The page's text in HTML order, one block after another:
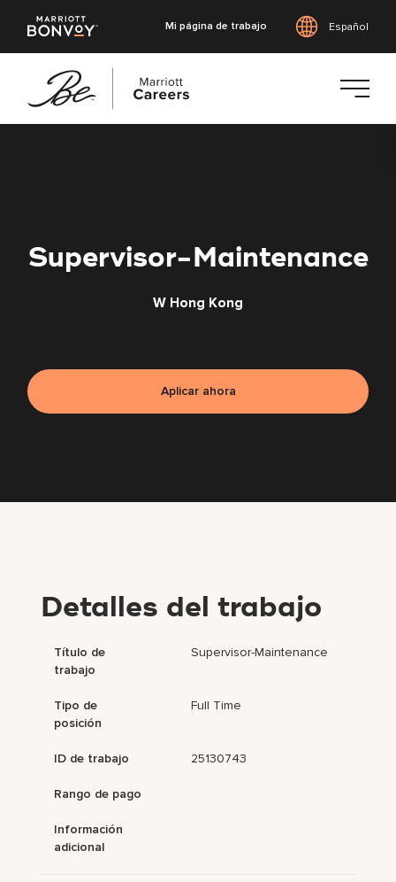
Mi página de trabajo Español
Supervisor-Maintenance
W Hong Kong
Aplicar ahora
Detalles del trabajo
Título de
trabajo
Supervisor-Maintenance
Tipo de
posición
Full Time
ID de trabajo 25130743
Rango de pago
Información
adicional